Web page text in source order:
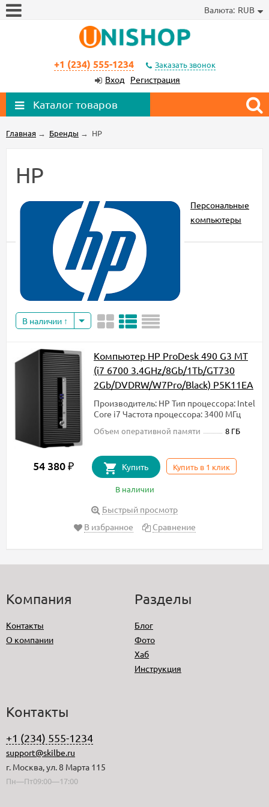
Валюта: RUB
+1 (234) 555-1234 Заказать звонок
Вход Регистрация
Каталог товаров
Главная → Бренды → HP
HP
Персональные
компьютеры
В наличии
Компьютер HP ProDesk 490 G3 MT
(i7 6700 3.4GHz/8Gb/1Tb/GT730
2Gb/DVDRW/W7Pro/Black) P5K11EA
Производитель: HP Тип процессора: Intel
Core i7 Частота процессора: 3400 МГц
Объем оперативной памяти 8 ГБ
54 380 ₽ Купить Купить в 1 клик
В наличии
Быстрый просмотр
В избранное
Сравнение
Компания
Контакты
О компании
Разделы
Блог
Фото
Хаб
Инструкция
Контакты
+1 (234) 555-1234
support@skilbe.ru
г. Москва, ул. 8 Марта 115
Пн—Пт09:00—17:00